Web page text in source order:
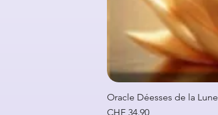
Oracle Déesses de la Lune
Price
CHF 34.90